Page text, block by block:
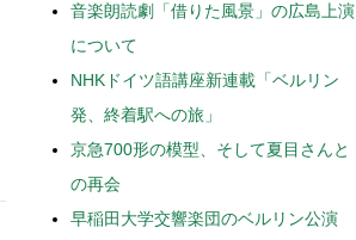
音楽朗読劇「借りた風景」の広島上演
について
NHKドイツ語講座新連載「ベルリン
発、終着駅への旅」
京急700形の模型、そして夏目さんと
の再会
早稲田大学交響楽団のベルリン公演